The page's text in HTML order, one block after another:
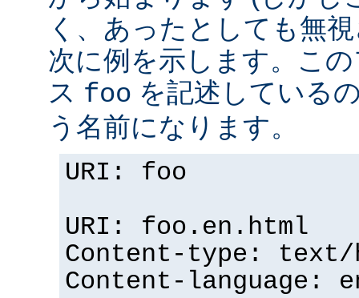
く、あったとしても無
次に例を示します。こ
ス foo を記述している
う名前になります。
URI: foo
URI: foo.en.html
Content-type: text/
Content-language: